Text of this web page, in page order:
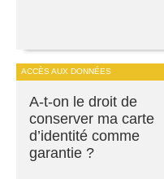
ACCÈS AUX DONNÉES
A-t-on le droit de
conserver ma carte
d’identité comme
garantie ?